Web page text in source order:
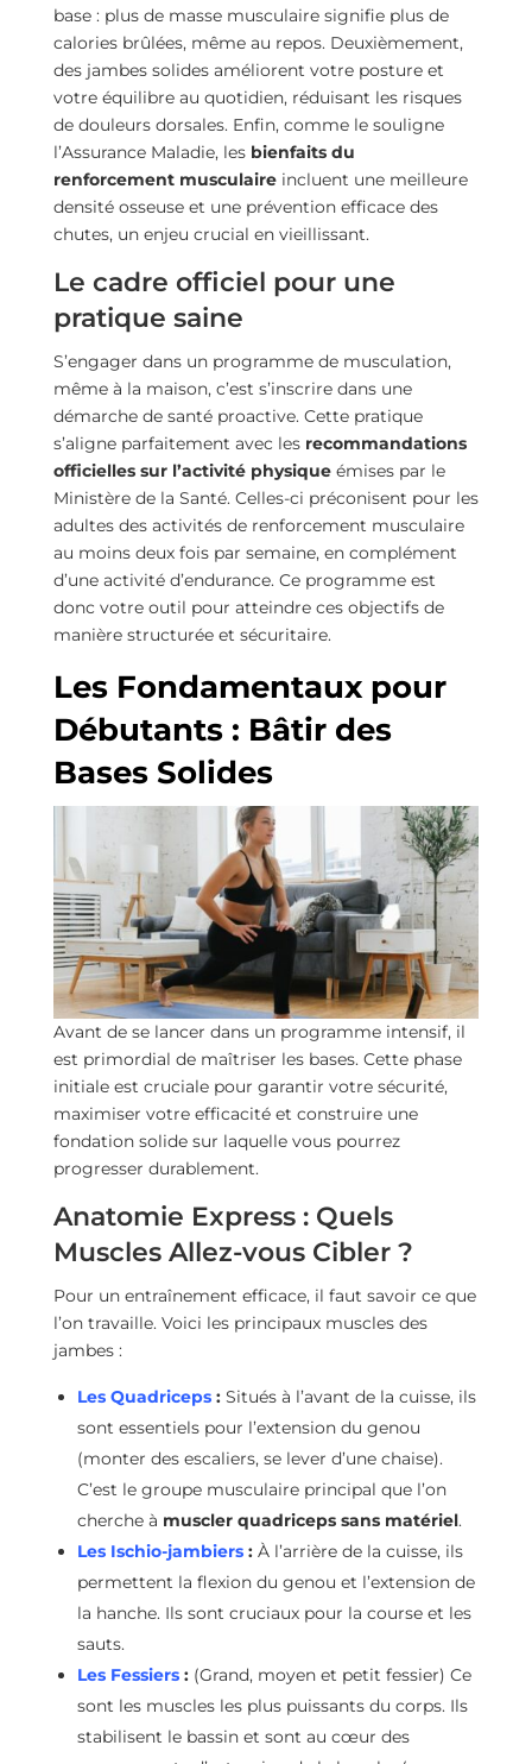
base : plus de masse musculaire signifie plus de
calories brûlées, même au repos. Deuxièmement,
des jambes solides améliorent votre posture et
votre équilibre au quotidien, réduisant les risques
de douleurs dorsales. Enfin, comme le souligne
l’Assurance Maladie, les bienfaits du
renforcement musculaireincluent une meilleure
densité osseuse et une prévention efficace des
chutes, un enjeu crucial en vieillissant.
Le cadre officiel pour une
pratique saine
S’engager dans un programme de musculation,
même à la maison, c’est s’inscrire dans une
démarche de santé proactive. Cette pratique
s’aligne parfaitement avec les recommandations
officielles sur l’activité physiqueémises par le
Ministère de la Santé. Celles-ci préconisent pour les
adultes des activités de renforcement musculaire
au moins deux fois par semaine, en complément
d’une activité d’endurance. Ce programme est
donc votre outil pour atteindre ces objectifs de
manière structurée et sécuritaire.
Les Fondamentaux pour
Débutants : Bâtir des
Bases Solides
Avant de se lancer dans un programme intensif, il
est primordial de maîtriser les bases. Cette phase
initiale est cruciale pour garantir votre sécurité,
maximiser votre efficacité et construire une
fondation solide sur laquelle vous pourrez
progresser durablement.
Anatomie Express : Quels
Muscles Allez-vous Cibler ?
Pour un entraînement efficace, il faut savoir ce que
l’on travaille. Voici les principaux muscles des
jambes :
Les Quadriceps:Situés à l’avant de la cuisse, ils
sont essentiels pour l’extension du genou
(monter des escaliers, se lever d’une chaise).
C’est le groupe musculaire principal que l’on
cherche à muscler quadriceps sans matériel.
Les Ischio-jambiers:À l’arrière de la cuisse, ils
permettent la flexion du genou et l’extension de
la hanche. Ils sont cruciaux pour la course et les
sauts.
Les Fessiers:(Grand, moyen et petit fessier) Ce
sont les muscles les plus puissants du corps. Ils
stabilisent le bassin et sont au cœur des